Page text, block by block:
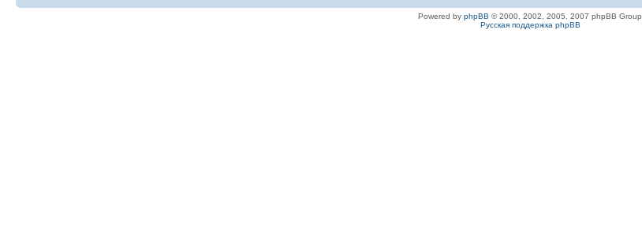
Powered by phpBB © 2000, 2002, 2005, 2007 phpBB Group
Русская поддержка phpBB